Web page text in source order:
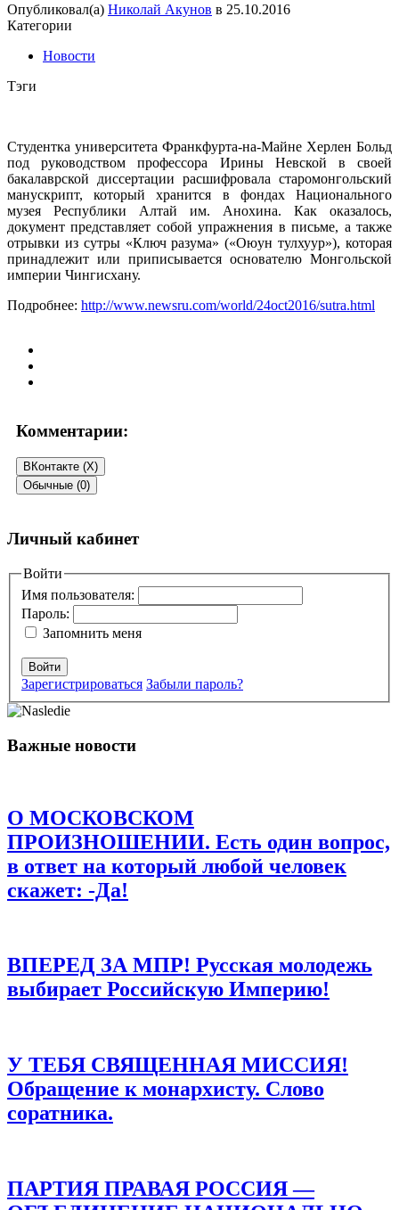
Опубликовал(а) Николай Акунов в 25.10.2016
Категории
Новости
Тэги
Студентка университета Франкфурта-на-Майне Херлен Больд
под руководством профессора Ирины Невской в своей
бакалаврской диссертации расшифровала старомонгольский
манускрипт, который хранится в фондах Национального
музея Республики Алтай им. Анохина. Как оказалось,
документ представляет собой упражнения в письме, а также
отрывки из сутры «Ключ разума» («Оюун тулхуур»), которая
принадлежит или приписывается основателю Монгольской
империи Чингисхану.
Подробнее: http://www.newsru.com/world/24oct2016/sutra.html
Комментарии:
ВКонтакте (X)
Обычные (0)
Добавить комментарий
Ваш адрес email не будет опубликован. Обязательные поля
помечены*
Комментарий*
Сайт
Сохранить моё имя, email и адрес сайта в этом браузере для
последующих моих комментариев.
Личный кабинет
Войти
Имя пользователя:
Пароль:
Запомнить меня
Войти
Зарегистрироваться Забыли пароль?
Важные новости
О МОСКОВСКОМ
ПРОИЗНОШЕНИИ. Есть один вопрос,
в ответ на который любой человек
скажет: -Да!
ВПЕРЕД ЗА МПР! Русская молодежь
выбирает Российскую Империю!
У ТЕБЯ СВЯЩЕННАЯ МИССИЯ!
Обращение к монархисту. Слово
соратника.
ПАРТИЯ ПРАВАЯ РОССИЯ —